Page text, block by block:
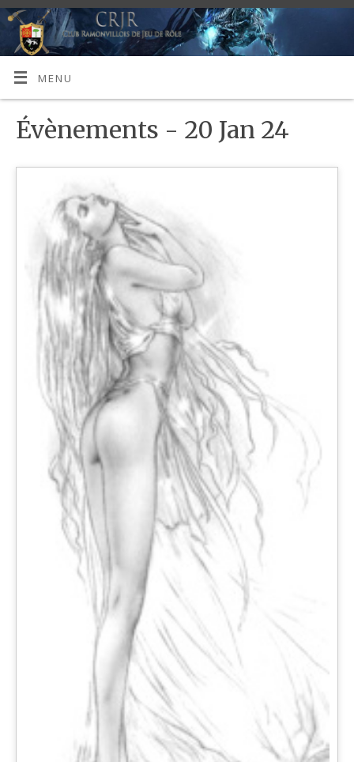
MENU
Évènements - 20 Jan 24